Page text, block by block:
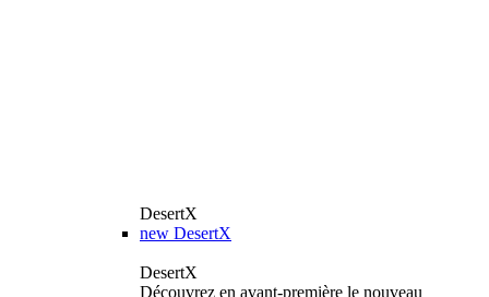
DesertX
new DesertX
DesertX
Découvrez en avant-première le nouveau